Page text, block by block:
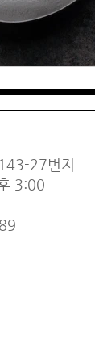
27번지
3:00